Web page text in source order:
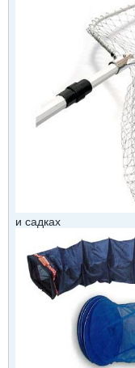
и садках